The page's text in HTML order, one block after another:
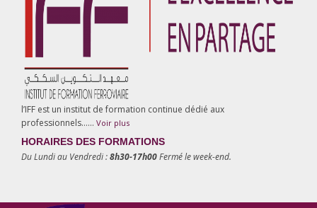
l’IFF est un institut de formation continue dédié aux
professionnels…… Voir plus
HORAIRES DES FORMATIONS
Du Lundi au Vendredi :8h30-17h00Fermé le week-end.